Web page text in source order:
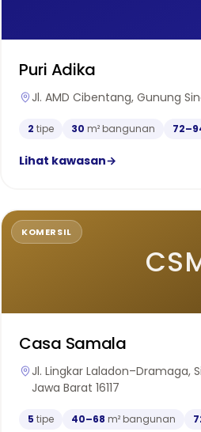
Puri Adika
Jl. AMD Cibentang, Gunung
2 tipe 30 m² bangunan
Lihat kawasan→
KOMERSIL
Casa Samala
Jl. Lingkar Laladon–Dramaga,
Jawa Barat 16117
5 tipe 40–68 m² bangunan